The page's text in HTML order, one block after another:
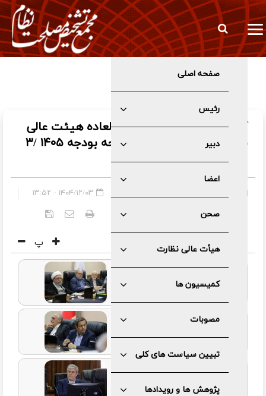
صفحه اصلی
رئیس
دبیر
اعضا
صحن
هیأت عالی نظارت
کمیسیون ها
مصوبات
تبیین سیاست های کلی
پژوهش ها و رویدادها
فیلم/ هیات عالی نظارت سازوکار برگزاری جلسات مجلس در شرایط
اضطرار را تایید کرد
گزارش تصویری جلسه فوق العاده هیئت عالی
نظارت با موضوع بررسی لایحه بودجه ۱۴۰۵ /۳
اسفند ۱۴۰۴
۱۴۰۴/۱۲/۰۳ - ۱۳:۵۲
کد خبر:
پ